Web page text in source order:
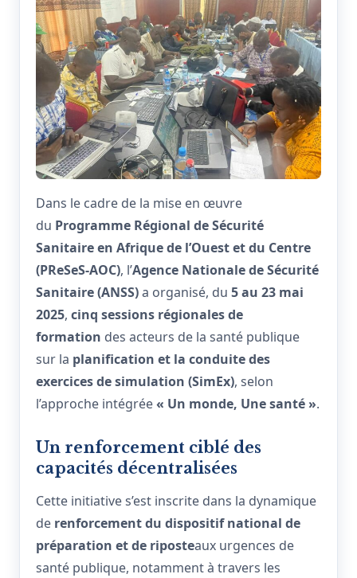
Dans le cadre de la mise en œuvre
du Programme Régional de Sécurité
Sanitaire en Afrique de l’Ouest et du Centre
(PReSeS-AOC), l’Agence Nationale de Sécurité
Sanitaire (ANSS)a organisé, du 5 au 23 mai
2025, cinq sessions régionales de
formation des acteurs de la santé publique
sur la planification et la conduite des
exercices de simulation (SimEx), selon
l’approche intégrée« Un monde, Une santé ».
Un renforcement ciblé des
capacités décentralisées
Cette initiative s’est inscrite dans la dynamique
de renforcement du dispositif national de
préparation et de riposteaux urgences de
santé publique, notamment à travers les